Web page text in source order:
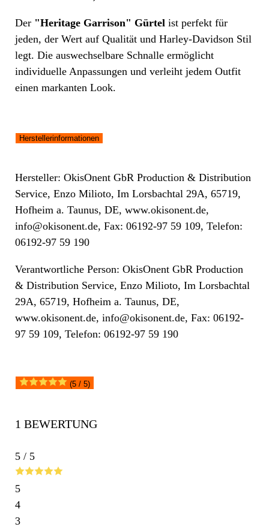
Der "Heritage Garrison" Gürtel ist perfekt für
jeden, der Wert auf Qualität und Harley-Davidson Stil
legt. Die auswechselbare Schnalle ermöglicht
individuelle Anpassungen und verleiht jedem Outfit
einen markanten Look.
Herstellerinformationen
Hersteller: OkisOnent GbR Production & Distribution
Service, Enzo Milioto, Im Lorsbachtal 29A, 65719,
Hofheim a. Taunus, DE, www.okisonent.de,
info@okisonent.de, Fax: 06192-97 59 109, Telefon:
06192-97 59 190
Verantwortliche Person: OkisOnent GbR Production
& Distribution Service, Enzo Milioto, Im Lorsbachtal
29A, 65719, Hofheim a. Taunus, DE,
www.okisonent.de, info@okisonent.de, Fax: 06192-
97 59 109, Telefon: 06192-97 59 190
(5 / 5)
1 BEWERTUNG
5 / 5
5
4
3